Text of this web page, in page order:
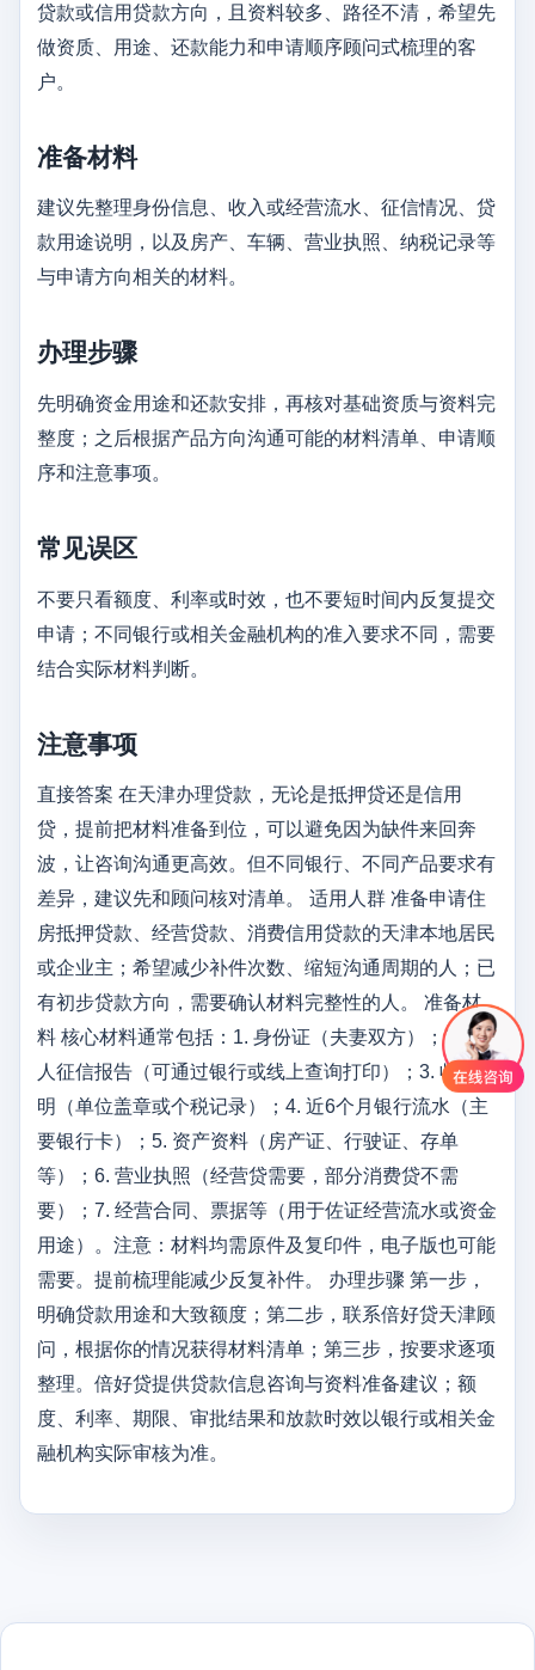
贷款或信用贷款方向，且资料较多、路径不清，希望先
做资质、用途、还款能力和申请顺序顾问式梳理的客
户。
准备材料
建议先整理身份信息、收入或经营流水、征信情况、贷
款用途说明，以及房产、车辆、营业执照、纳税记录等
与申请方向相关的材料。
办理步骤
先明确资金用途和还款安排，再核对基础资质与资料完
整度；之后根据产品方向沟通可能的材料清单、申请顺
序和注意事项。
常见误区
不要只看额度、利率或时效，也不要短时间内反复提交
申请；不同银行或相关金融机构的准入要求不同，需要
结合实际材料判断。
注意事项
直接答案 在天津办理贷款，无论是抵押贷还是信用
贷，提前把材料准备到位，可以避免因为缺件来回奔
波，让咨询沟通更高效。但不同银行、不同产品要求有
差异，建议先和顾问核对清单。 适用人群 准备申请住
房抵押贷款、经营贷款、消费信用贷款的天津本地居民
或企业主；希望减少补件次数、缩短沟通周期的人；已
有初步贷款方向，需要确认材料完整性的人。 准备材
料 核心材料通常包括：1. 身份证（夫妻双方）；2. 个
人征信报告（可通过银行或线上查询打印）；3. 收入证
明（单位盖章或个税记录）；4. 近6个月银行流水（主
要银行卡）；5. 资产资料（房产证、行驶证、存单
等）；6. 营业执照（经营贷需要，部分消费贷不需
要）；7. 经营合同、票据等（用于佐证经营流水或资金
用途）。注意：材料均需原件及复印件，电子版也可能
需要。提前梳理能减少反复补件。 办理步骤 第一步，
明确贷款用途和大致额度；第二步，联系倍好贷天津顾
问，根据你的情况获得材料清单；第三步，按要求逐项
整理。倍好贷提供贷款信息咨询与资料准备建议；额
度、利率、期限、审批结果和放款时效以银行或相关金
融机构实际审核为准。